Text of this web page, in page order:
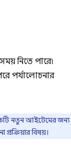
নিতে পারে৷
পর্যালোচনার
নতুন আইটেমের জন্য
বিষয়।